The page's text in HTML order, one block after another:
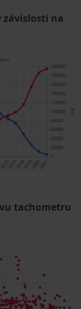
na
tachometru